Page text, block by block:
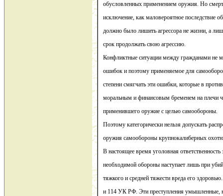
обусловленных применением оружия. Но
исключение, как маловероятное последствие
должно было лишить агрессора не жизни, а
срок продолжать свою агрессию.
Конфликтные ситуации между гражданами не
ошибок и поэтому применяемое для
степени смягчать эти ошибки, которые в
моральным и финансовым бременем на плечи
применившего оружие с целью самообороны.
Поэтому категорически нельзя допускать
оружия самообороны крупнокалиберных
В настоящее время уголовная
необходимой обороны наступает лишь при
тяжкого и средней тяжести вреда его
и 114 УК РФ. Эти преступления умышленные,